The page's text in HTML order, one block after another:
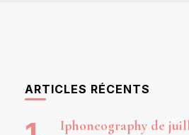
ARTICLES RÉCENTS
Iphoneography de